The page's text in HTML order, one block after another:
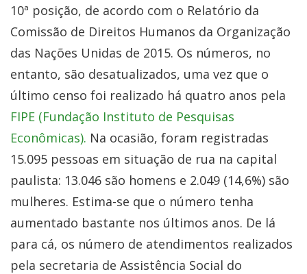
10ª posição, de acordo com o Relatório da
Comissão de Direitos Humanos da Organização
das Nações Unidas de 2015. Os números, no
entanto, são desatualizados, uma vez que o
último censo foi realizado há quatro anos pela
FIPE (Fundação Instituto de Pesquisas
Econômicas). Na ocasião, foram registradas
15.095 pessoas em situação de rua na capital
paulista: 13.046 são homens e 2.049 (14,6%) são
mulheres. Estima-se que o número tenha
aumentado bastante nos últimos anos. De lá
para cá, os número de atendimentos realizados
pela secretaria de Assistência Social do